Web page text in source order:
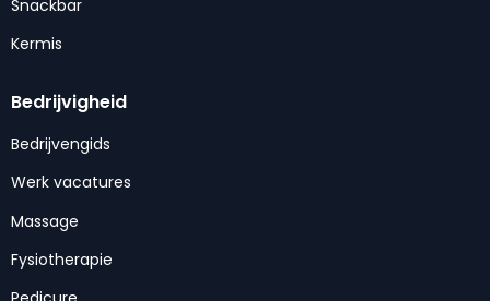
Snackbar
Kermis
Bedrijvigheid
Bedrijvengids
Werk vacatures
Massage
Fysiotherapie